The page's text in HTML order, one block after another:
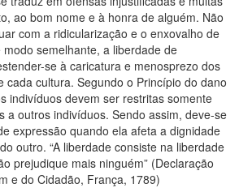
ao bom nome e à honra de alguém. Não
com a ridicularização e o enxovalho de
semelhante, a liberdade de
se à caricatura e menosprezo dos
cada cultura. Segundo o Princípio do dano
indivíduos devem ser restritas somente
a outros indivíduos. Sendo assim, deve-se
expressão quando ela afeta a dignidade
outro. “A liberdade consiste na liberdade
prejudique mais ninguém” (Declaração
e do Cidadão, França, 1789)